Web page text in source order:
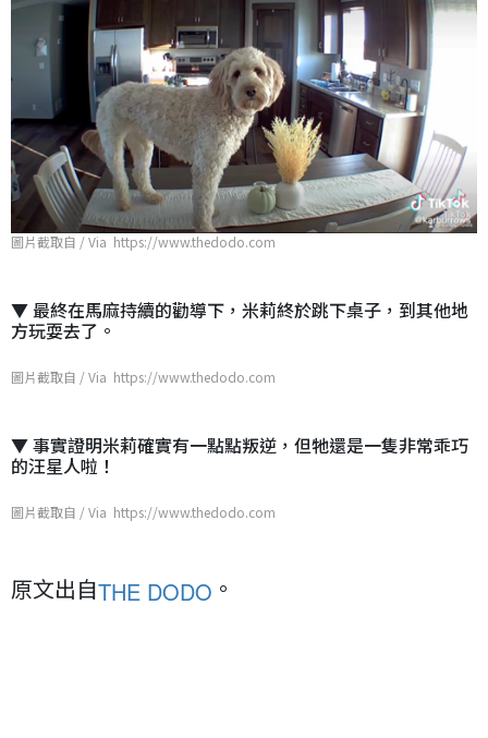
圖片截取自 / Via https://www.thedodo.com
▼ 最終在馬麻持續的勸導下，米莉終於跳下桌子，到其他地
方玩耍去了。
圖片截取自 / Via https://www.thedodo.com
▼ 事實證明米莉確實有一點點叛逆，但牠還是一隻非常乖巧
的汪星人啦！
圖片截取自 / Via https://www.thedodo.com
原文出自THE DODO 。